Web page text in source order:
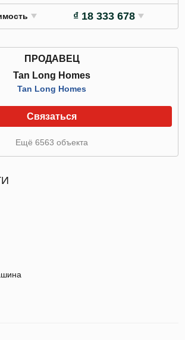
₫ 18 333 678
ПРОДАВЕЦ
Tan Long Homes
Tan Long Homes
Связаться
Ещё 6563 объекта